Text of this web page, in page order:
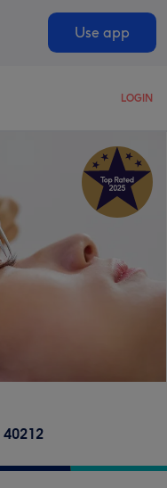
Use app
LOGIN
40212